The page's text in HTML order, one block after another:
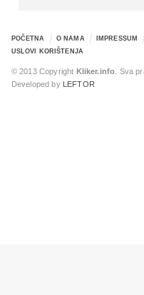
POČETNA O NAMA IMPRESSUM
USLOVI KORIŠTENJA
© 2013 Copyright Kliker.info . Sva
Developed by
LEFTOR